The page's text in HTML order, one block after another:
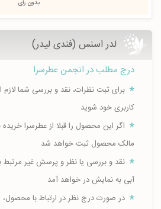
بدون رای
لدر اسنس (فندی لیدر)
درج مطلب در انجمن عطرسرا
برای ثبت نظرات، نقد و بررسی شما
کاربری خود شوید
اگر این محصول را قبلا از عطرسرا
مالک محصول ثبت خواهد شد
نقد و بررسی یا نظر و پرسش غیر
آبی به نمایش در خواهد آمد
در صورت درج نظر در ارتباط با